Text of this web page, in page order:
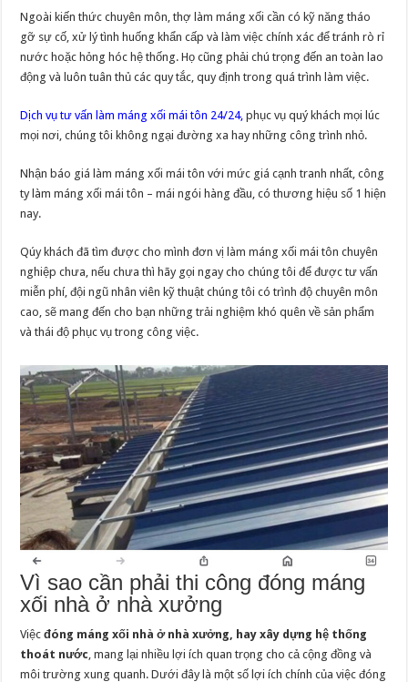
Ngoài kiến thức chuyên môn, thợ làm máng xối cần có kỹ năng tháo
gỡ sự cố, xử lý tình huống khẩn cấp và làm việc chính xác để tránh rò rỉ
nước hoặc hỏng hóc hệ thống. Họ cũng phải chú trọng đến an toàn lao
động và luôn tuân thủ các quy tắc, quy định trong quá trình làm việc.
Dịch vụ tư vấn làm máng xối mái tôn 24/24, phục vụ quý khách mọi lúc
mọi nơi, chúng tôi không ngại đường xa hay những công trình nhỏ.
Nhận báo giá làm máng xối mái tôn với mức giá cạnh tranh nhất, công
ty làm máng xối mái tôn – mái ngói hàng đầu, có thương hiệu số 1 hiện
nay.
Qúy khách đã tìm được cho mình đơn vị làm máng xối mái tôn chuyên
nghiệp chưa, nếu chưa thì hãy gọi ngay cho chúng tôi để được tư vấn
miễn phí, đội ngũ nhân viên kỹ thuật chúng tôi có trình độ chuyên môn
cao, sẽ mang đến cho bạn những trải nghiệm khó quên về sản phẩm
và thái độ phục vụ trong công việc.
Vì sao cần phải thi công đóng máng
xối nhà ở nhà xưởng
Việcđóng máng xối nhà ở nhà xưởng, hay xây dựng hệ thống
thoát nước , mang lại nhiều lợi ích quan trọng cho cả cộng đồng và
môi trường xung quanh. Dưới đây là một số lợi ích chính của việc đóng